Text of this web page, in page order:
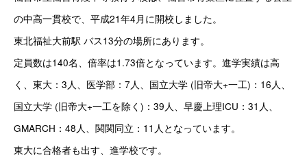
の中高一貫校で、平成21年4月に開校しました。
東北福祉大前駅 バス13分の場所にあります。
定員数は140名、倍率は1.73倍となっています。進学実績は高
く、東大：3人、医学部：7人、国立大学 (旧帝大+一工)：16人、
国立大学 (旧帝大+一工を除く)：39人、早慶上理ICU：31人、
GMARCH：48人、関関同立：11人となっています。
東大に合格者も出す、進学校です。